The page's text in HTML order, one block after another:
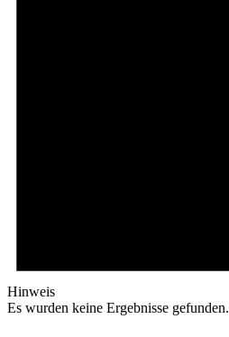
Hinweis
Es wurden keine Ergebnisse gefunden.